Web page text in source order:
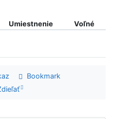
Umiestnenie
Voľné
Bookmark